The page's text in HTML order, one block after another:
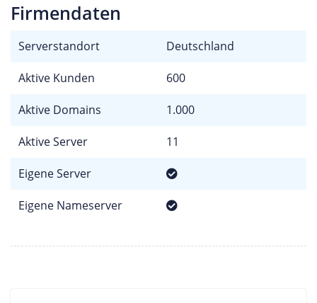
Firmendaten
Serverstandort Deutschland
Aktive Kunden 600
Aktive Domains 1.000
Aktive Server 11
Eigene Server
Eigene Nameserver